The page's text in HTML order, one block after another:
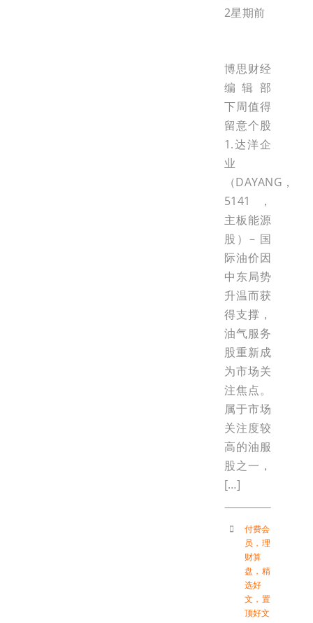
2星期前
博思财经
编辑部
下周值得
留意个股
1.达洋企
业
（DAYANG，
5141，
主板能源
股）– 国
际油价因
中东局势
升温而获
得支撑，
油气服务
股重新成
为市场关
注焦点。
属于市场
关注度较
高的油服
股之一，
[…]
付费会
员 ， 理
财算
盘 ， 精
选好
文 ， 置
顶好文